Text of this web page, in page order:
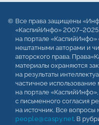
Все права защищены
«КаспийИнфо»
на портале
нештатными авторами и
авторского права.
материалы охраняются
на результаты
частичное
на портале
с письменного согласия
на источник. Все вопросы
people@caspy.net. В